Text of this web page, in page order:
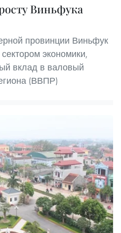
Виньфука
провинции Виньфук
экономики,
вклад в валовый
(ВВПР)